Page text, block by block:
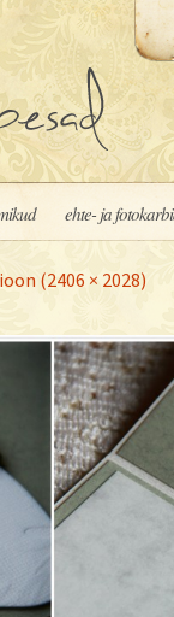
ehte- ja
(2406 × 2028)